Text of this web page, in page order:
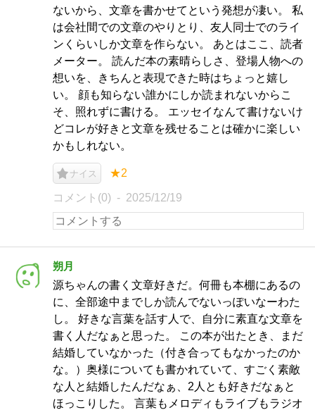
ないから、文章を書かせてという発想が凄い。 私
は会社間での文章のやりとり、友人同士でのライ
ンくらいしか文章を作らない。 あとはここ、読者
メーター。 読んだ本の素晴らしさ、登場人物への
想いを、きちんと表現できた時はちょっと嬉し
い。 顔も知らない誰かにしか読まれないからこ
そ、照れずに書ける。 エッセイなんて書けないけ
どコレが好きと文章を残せることは確かに楽しい
かもしれない。
ナイス ★2
コメント(0) 2025/12/19
朔月
源ちゃんの書く文章好きだ。何冊も本棚にあるの
に、全部途中までしか読んでないっぽいなーわた
し。 好きな言葉を話す人で、自分に素直な文章を
書く人だなぁと思った。 この本が出たとき、まだ
結婚していなかった（付き合ってもなかったのか
な。）奥様についても書かれていて、すごく素敵
な人と結婚したんだなぁ、2人とも好きだなぁと
ほっこりした。 言葉もメロディもライブもラジオ